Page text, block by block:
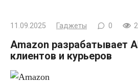
11.09.2025 Гаджеты 0
Amazon разрабатывает
клиентов и курьеров